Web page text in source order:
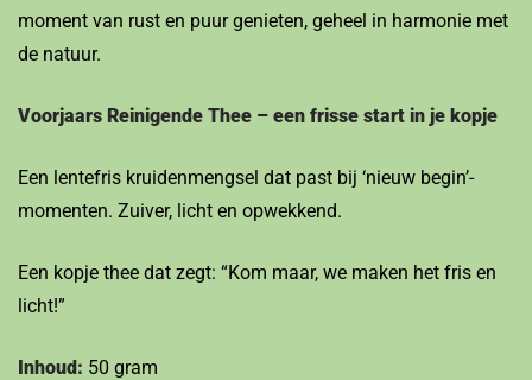
moment van rust en puur genieten, geheel in harmonie met
de natuur.
Voorjaars Reinigende Thee – een frisse start in je kopje
Een lentefris kruidenmengsel dat past bij ‘nieuw begin’-
momenten. Zuiver, licht en opwekkend.
Een kopje thee dat zegt: “Kom maar, we maken het fris en
licht!”
Inhoud: 50 gram